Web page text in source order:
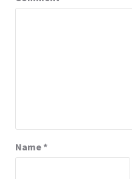
Name*